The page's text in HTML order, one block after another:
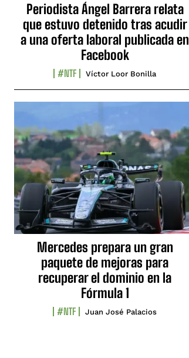
Periodista Ángel Barrera relata
que estuvo detenido tras acudir
a una oferta laboral publicada en
Facebook
#NTF Víctor Loor Bonilla
Mercedes prepara un gran
paquete de mejoras para
recuperar el dominio en la
Fórmula 1
#NTF Juan José Palacios